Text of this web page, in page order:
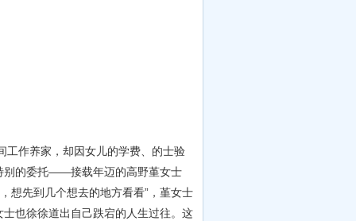
作养家，却因女儿的学费、的士验
别的委托——接载年迈的高野堇女士
想先到几个想去的地方看看”，堇女士
也徐徐道出自己跌宕的人生过往。这